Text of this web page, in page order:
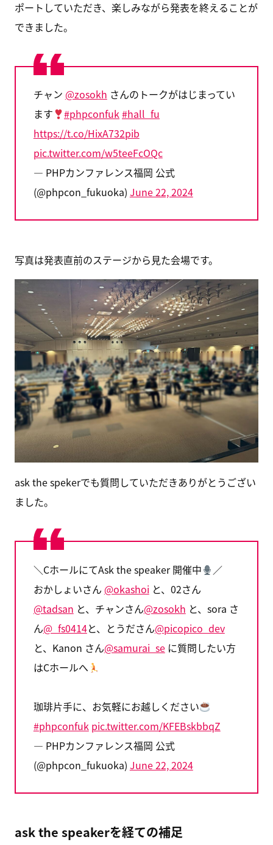
ポートしていただき、楽しみながら発表を終えることが
できました。
チャン @zosokh さんのトークがはじまってい
ます
#phpconfuk#hall_fu
https://t.co/HixA732pib
pic.twitter.com/w5teeFcOQc
— PHPカンファレンス福岡 公式
(@phpcon_fukuoka) June 22, 2024
写真は発表直前のステージから見た会場です。
ask the spekerでも質問していただきありがとうござい
ました。
＼CホールにてAsk the speaker 開催中
／
おかしょいさん @okashoi と、02さん
@tadsan と、チャンさん@zosokh と、sora さ
ん@_fs0414と、とうださん@picopico_dev
と、Kanon さん@samurai_seに質問したい方
はCホールへ
珈琲片手に、お気軽にお越しください
#phpconfuk pic.twitter.com/KFEBskbbqZ
— PHPカンファレンス福岡 公式
(@phpcon_fukuoka) June 22, 2024
ask the speakerを経ての補足